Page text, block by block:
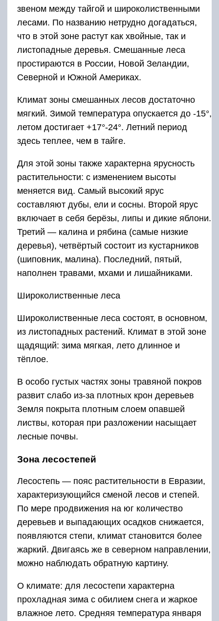
звеном между тайгой и широколиственными
лесами. По названию нетрудно догадаться,
что в этой зоне растут как хвойные, так и
листопадные деревья. Смешанные леса
простираются в России, Новой Зеландии,
Северной и Южной Америках.
Климат зоны смешанных лесов достаточно
мягкий. Зимой температура опускается до -15°,
летом достигает +17°-24°. Летний период
здесь теплее, чем в тайге.
Для этой зоны также характерна ярусность
растительности: с изменением высоты
меняется вид. Самый высокий ярус
составляют дубы, ели и сосны. Второй ярус
включает в себя берёзы, липы и дикие яблони.
Третий — калина и рябина (самые низкие
деревья), четвёртый состоит из кустарников
(шиповник, малина). Последний, пятый,
наполнен травами, мхами и лишайниками.
Широколиственные леса
Широколиственные леса состоят, в основном,
из листопадных растений. Климат в этой зоне
щадящий: зима мягкая, лето длинное и
тёплое.
В особо густых частях зоны травяной покров
развит слабо из-за плотных крон деревьев
Земля покрыта плотным слоем опавшей
листвы, которая при разложении насыщает
лесные почвы.
Зона лесостепей
Лесостепь — пояс растительности в Евразии,
характеризующийся сменой лесов и степей.
По мере продвижения на юг количество
деревьев и выпадающих осадков снижается,
появляются степи, климат становится более
жаркий. Двигаясь же в северном направлении,
можно наблюдать обратную картину.
О климате: для лесостепи характерна
прохладная зима с обилием снега и жаркое
влажное лето. Средняя температура января